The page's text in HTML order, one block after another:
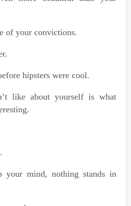
of your convictions.
hipsters were cool.
like about yourself is what
your mind, nothing stands in